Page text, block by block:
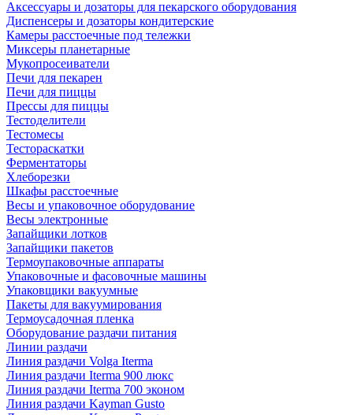
Аксессуары и дозаторы для пекарского оборудования
Диспенсеры и дозаторы кондитерские
Камеры расстоечные под тележки
Миксеры планетарные
Мукопросеиватели
Печи для пекарен
Печи для пиццы
Прессы для пиццы
Тестоделители
Тестомесы
Тестораскатки
Ферментаторы
Хлеборезки
Шкафы расстоечные
Весы и упаковочное оборудование
Весы электронные
Запайщики лотков
Запайщики пакетов
Термоупаковочные аппараты
Упаковочные и фасовочные машины
Упаковщики вакуумные
Пакеты для вакуумирования
Термоусадочная пленка
Оборудование раздачи питания
Линии раздачи
Линия раздачи Volga Iterma
Линия раздачи Iterma 900 люкс
Линия раздачи Iterma 700 эконом
Линия раздачи Kayman Gusto